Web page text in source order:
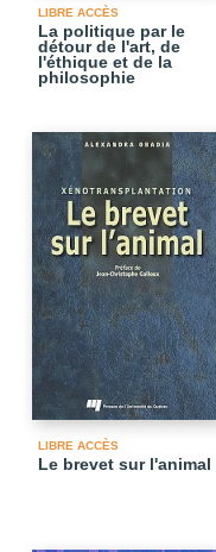
LIBRE ACCÈS
La politique par le
détour de l'art, de
l'éthique et de la
philosophie
LIBRE ACCÈS
Le brevet sur l'animal